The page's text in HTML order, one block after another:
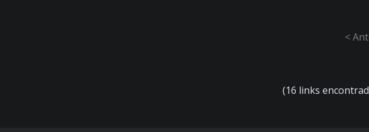
<
(16 links